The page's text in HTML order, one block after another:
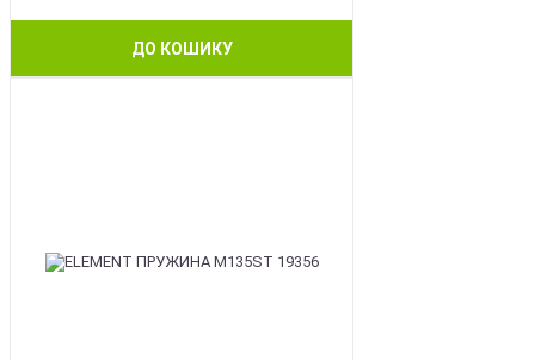
ДО КОШИКУ